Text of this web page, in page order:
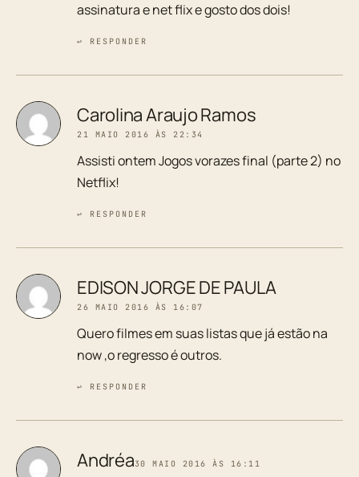
assinatura e net flix e gosto dos dois!
↩ RESPONDER
Carolina Araujo Ramos
21 MAIO 2016 ÀS 22:34
Assisti ontem Jogos vorazes final (parte 2) no
Netflix!
↩ RESPONDER
EDISON JORGE DE PAULA
26 MAIO 2016 ÀS 16:07
Quero filmes em suas listas que já estão na
now ,o regresso é outros.
↩ RESPONDER
Andréa30 MAIO 2016 ÀS 16:11